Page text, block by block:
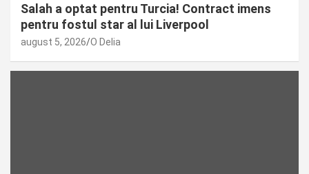
Salah a optat pentru Turcia! Contract imens
pentru fostul star al lui Liverpool
august 5, 2026 O Delia